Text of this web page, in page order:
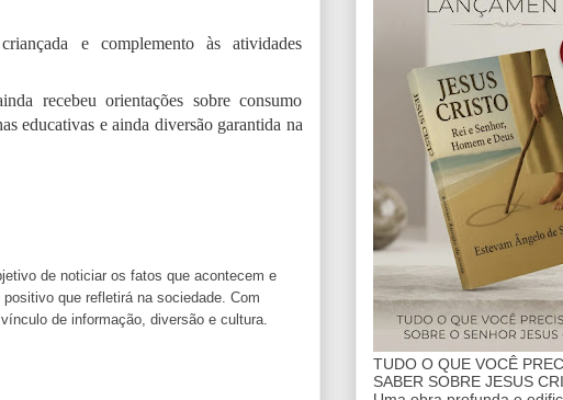
e complemento às atividades
recebeu orientações sobre consumo
educativas e ainda diversão garantida na
de noticiar os fatos que acontecem e
que refletirá na sociedade. Com
de informação, diversão e cultura.
TUDO O QUE VOCÊ
SABER SOBRE JESUS